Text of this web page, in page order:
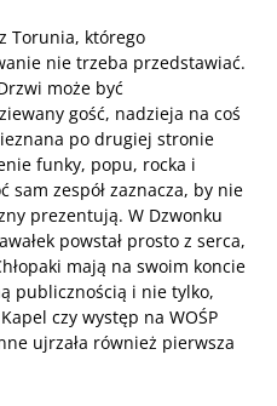
Torunia, którego
nie trzeba przedstawiać.
może być
gość, nadzieja na coś
po drugiej stronie
funky, popu, rocka i
zespół zaznacza, by nie
prezentują. W Dzwonku
powstał prosto z serca,
mają na swoim koncie
publicznością i nie tylko,
czy występ na WOŚP
ujrzała również pierwsza